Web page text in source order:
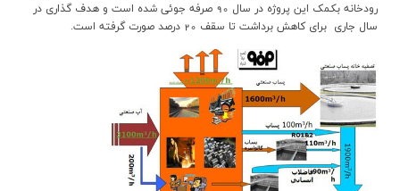
رودخانه بکمک اين پروژه در سال 90 صرفه جوئي شده است و هدف گذاري در
سال جاري براي کاهش برداشت تا سقف 20 درصد صورت گرفته است.